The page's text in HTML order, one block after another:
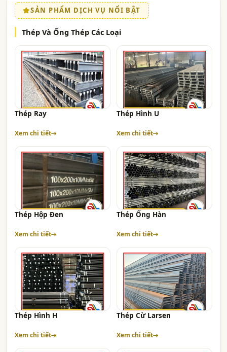
SẢN PHẨM DỊCH VỤ NỔI BẬT
Thép Và Ống Thép Các Loại
Thép Ray
Xem chi tiết
Thép Hình U
Xem chi tiết
Thép Hộp Đen
Xem chi tiết
Thép Ống Hàn
Xem chi tiết
Thép Hình H
Xem chi tiết
Thép Cừ Larsen
Xem chi tiết